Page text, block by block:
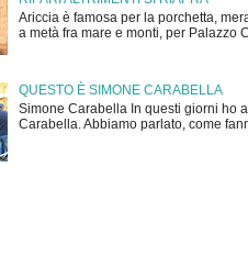
Ariccia è famosa per la porchetta,
a metà fra mare e monti, per Palazzo
QUESTO È SIMONE CARABELLA
Simone Carabella In questi giorni ho
Carabella. Abbiamo parlato, come